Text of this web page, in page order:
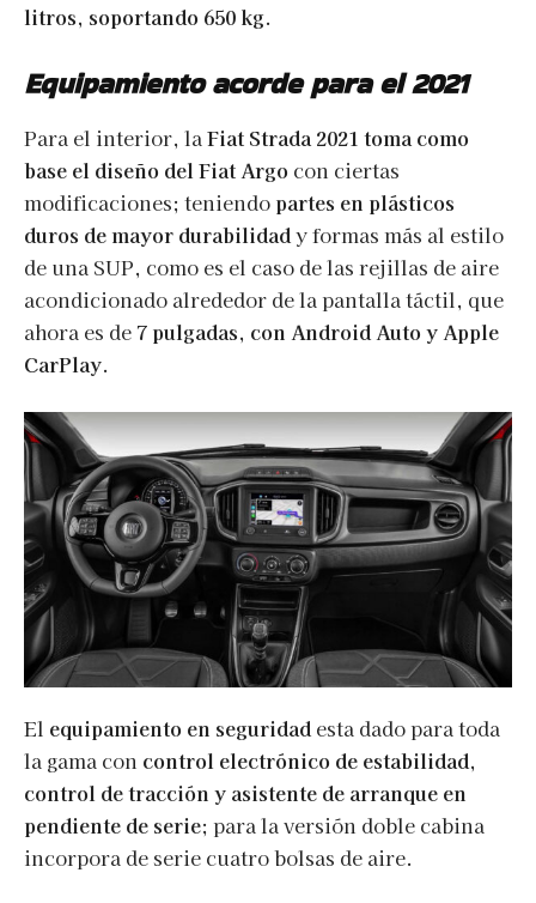
litros, soportando 650 kg.
Equipamiento acorde para el 2021
Para el interior, laFiat Strada 2021 toma como
base el diseño del Fiat Argo con ciertas
modificaciones; teniendo partes en plásticos
duros de mayor durabilidady formas más al estilo
de una SUP, como es el caso de las rejillas de aire
acondicionado alrededor de la pantalla táctil, que
ahora es de 7 pulgadas, con Android Auto y Apple
CarPlay.
El equipamiento en seguridadesta dado para toda
la gama con control electrónico de estabilidad,
control de tracción y asistente de arranque en
pendiente de serie; para la versión doble cabina
incorpora de serie cuatro bolsas de aire.